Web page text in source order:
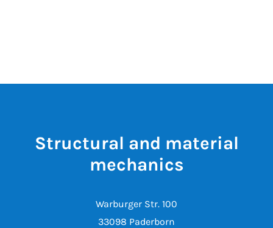
Structural and material
mechanics
Warburger Str. 100
33098 Paderborn